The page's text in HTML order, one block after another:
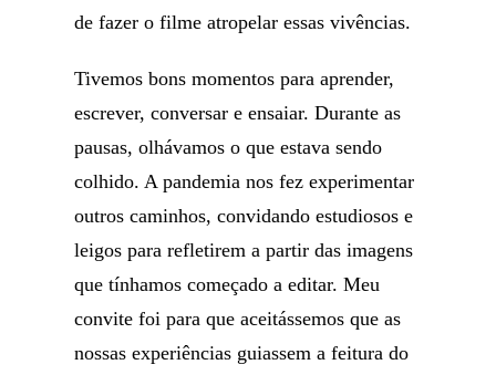
de fazer o filme atropelar essas vivências.
Tivemos bons momentos para aprender,
escrever, conversar e ensaiar. Durante as
pausas, olhávamos o que estava sendo
colhido. A pandemia nos fez experimentar
outros caminhos, convidando estudiosos e
leigos para refletirem a partir das imagens
que tínhamos começado a editar. Meu
convite foi para que aceitássemos que as
nossas experiências guiassem a feitura do